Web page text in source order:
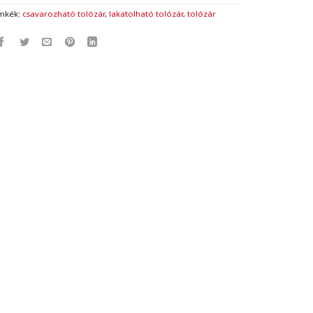
csavarozható tolózár, lakatolható tolózár, tolózár